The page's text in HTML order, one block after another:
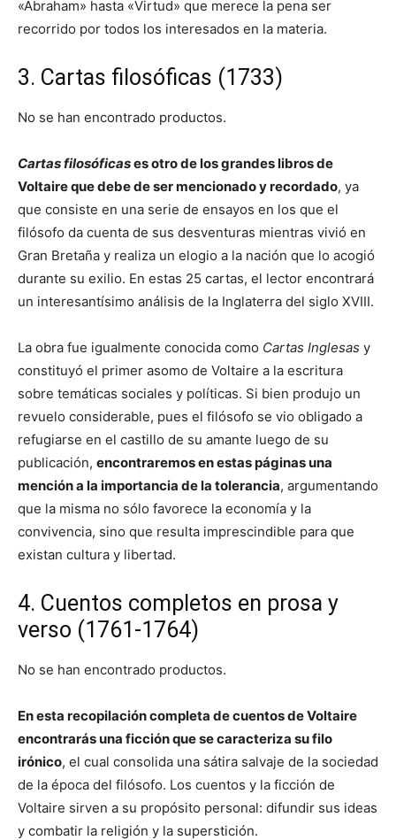
«Abraham» hasta «Virtud» que merece la pena ser
recorrido por todos los interesados en la materia.
3. Cartas filosóficas (1733)
No se han encontrado productos.
Cartas filosóficases otro de los grandes libros de
Voltaire que debe de ser mencionado y recordado, ya
que consiste en una serie de ensayos en los que el
filósofo da cuenta de sus desventuras mientras vivió en
Gran Bretaña y realiza un elogio a la nación que lo acogió
durante su exilio. En estas 25 cartas, el lector encontrará
un interesantísimo análisis de la Inglaterra del siglo XVIII.
La obra fue igualmente conocida como Cartas Inglesas y
constituyó el primer asomo de Voltaire a la escritura
sobre temáticas sociales y políticas. Si bien produjo un
revuelo considerable, pues el filósofo se vio obligado a
refugiarse en el castillo de su amante luego de su
publicación, encontraremos en estas páginas una
mención a la importancia de la tolerancia, argumentando
que la misma no sólo favorece la economía y la
convivencia, sino que resulta imprescindible para que
existan cultura y libertad.
4. Cuentos completos en prosa y
verso (1761-1764)
No se han encontrado productos.
En esta recopilación completa de cuentos de Voltaire
encontrarás una ficción que se caracteriza su filo
irónico, el cual consolida una sátira salvaje de la sociedad
de la época del filósofo. Los cuentos y la ficción de
Voltaire sirven a su propósito personal: difundir sus ideas
y combatir la religión y la superstición.